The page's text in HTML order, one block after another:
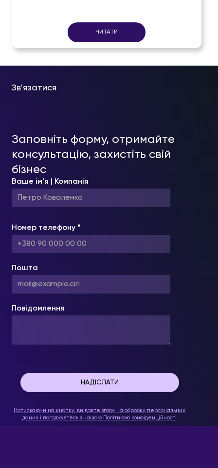
ЧИТАТИ
Зв'язатися
Заповніть форму, отримайте
консультацію, захистіть свій
бізнес
Ваше ім’я | Компанія
Номер телефону *
Пошта
Повідомлення
Натискаючи на кнопку, ви даєте згоду на обробку персональних
даних і погоджуєтесь з нашою Політикою конфіденційності